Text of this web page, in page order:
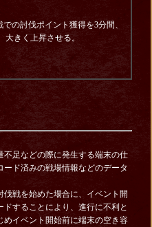
での討伐ポイント獲得を3分間、
大きく上昇させる。
足などの際に発生する端末の仕
ド済みの戦場情報などのデータ
戦を始めた場合に、イベント開
することにより、進行に不利と
イベント開始前に端末の空き容